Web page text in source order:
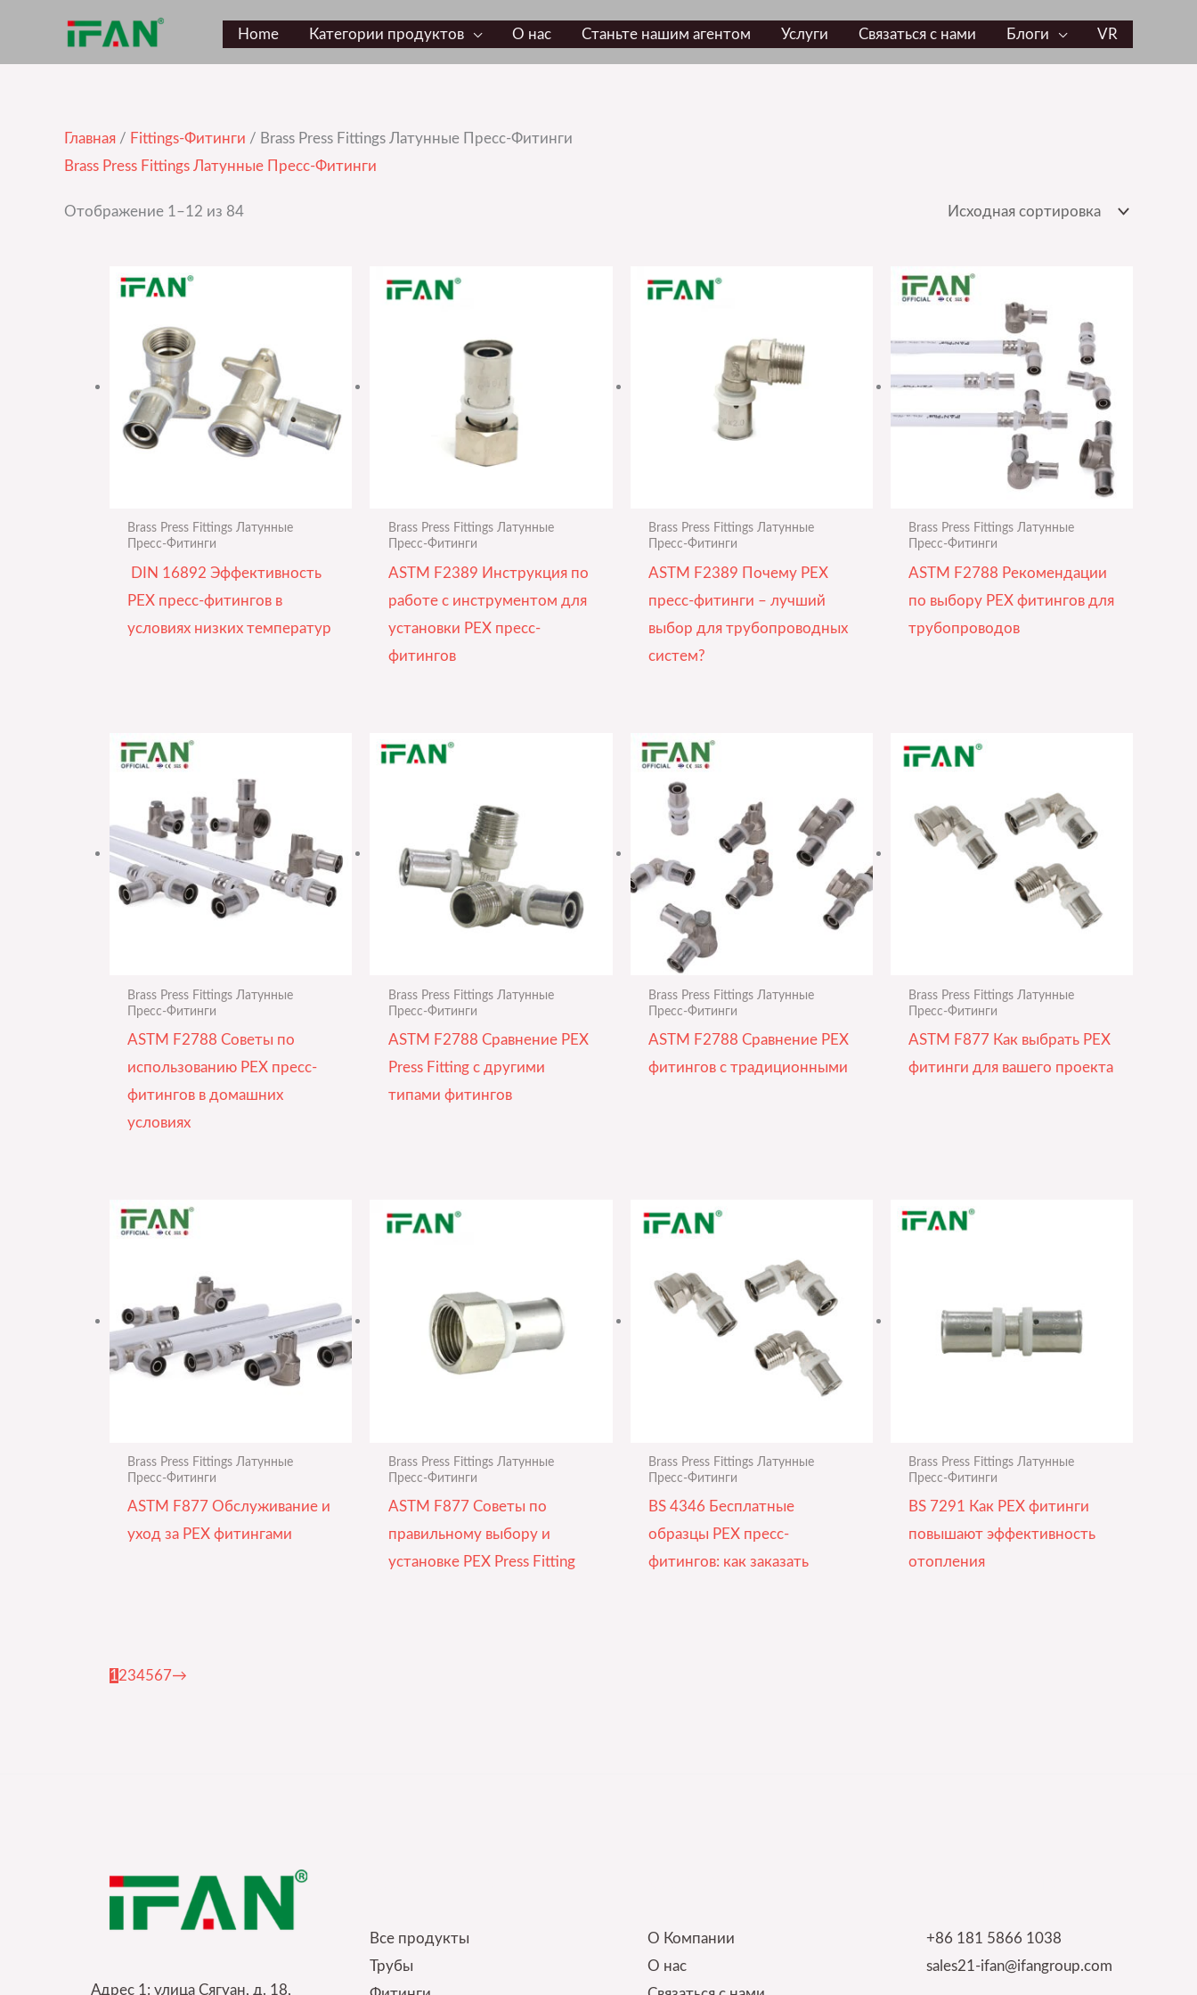
содержимому
Home Категории продуктов О нас Станьте нашим агентом Услуги Связаться с нами Блоги VR
Главная / Fittings-Фитинги / Brass Press Fittings Латунные Пресс-Фитинги
Brass Press Fittings Латунные Пресс-Фитинги
Отображение 1–12 из 84
Brass Press Fittings Латунные
Пресс-Фитинги
DIN 16892 Эффективность
PEX пресс-фитингов в
условиях низких температур
Brass Press Fittings Латунные
Пресс-Фитинги
ASTM F2389 Инструкция по
работе с инструментом для
установки PEX пресс-
фитингов
Brass Press Fittings Латунные
Пресс-Фитинги
ASTM F2389 Почему PEX
пресс-фитинги – лучший
выбор для трубопроводных
систем?
Brass Press Fittings Латунные
Пресс-Фитинги
ASTM F2788 Рекомендации
по выбору PEX фитингов для
трубопроводов
Brass Press Fittings Латунные
Пресс-Фитинги
ASTM F2788 Советы по
использованию PEX пресс-
фитингов в домашних
условиях
Brass Press Fittings Латунные
Пресс-Фитинги
ASTM F2788 Сравнение PEX
Press Fitting с другими
типами фитингов
Brass Press Fittings Латунные
Пресс-Фитинги
ASTM F2788 Сравнение PEX
фитингов с традиционными
Brass Press Fittings Латунные
Пресс-Фитинги
ASTM F877 Как выбрать PEX
фитинги для вашего проекта
Brass Press Fittings Латунные
Пресс-Фитинги
ASTM F877 Обслуживание и
уход за PEX фитингами
Brass Press Fittings Латунные
Пресс-Фитинги
ASTM F877 Советы по
правильному выбору и
установке PEX Press Fitting
Brass Press Fittings Латунные
Пресс-Фитинги
BS 4346 Бесплатные
образцы PEX пресс-
фитингов: как заказать
Brass Press Fittings Латунные
Пресс-Фитинги
BS 7291 Как PEX фитинги
повышают эффективность
отопления
1234567→
Адрес 1: улица Сягуан, д. 18,
Все продукты
Трубы
О Компании
О нас
+86 181 5866 1038
sales21-ifan@ifangroup.com